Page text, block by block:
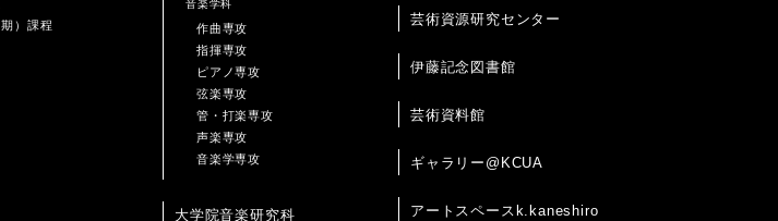
）課程
音楽学科
作曲専攻
指揮専攻
ピアノ専攻
弦楽専攻
管・打楽専攻
声楽専攻
音楽学専攻
大学院音楽研究科
芸術資源研究センター
伊藤記念図書館
芸術資料館
ギャラリー@KCUA
アートスペースk.kaneshiro